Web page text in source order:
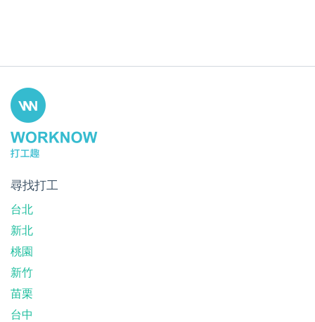
尋找打工
台北
新北
桃園
新竹
苗栗
台中